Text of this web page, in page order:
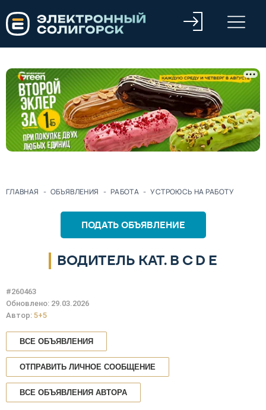
ГЛАВНАЯ - ОБЪЯВЛЕНИЯ - РАБОТА - УСТРОЮСЬ НА РАБОТУ
ВОДИТЕЛЬ КАТ. B C D E
ПОДАТЬ ОБЪЯВЛЕНИЕ
#260463
Обновлено: 29.03.2026
Автор: 5+5
ВСЕ ОБЪЯВЛЕНИЯ
ОТПРАВИТЬ ЛИЧНОЕ СООБЩЕНИЕ
ВСЕ ОБЪЯВЛЕНИЯ АВТОРА